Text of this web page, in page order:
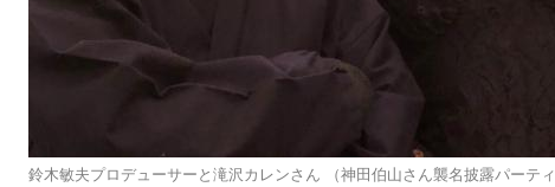
鈴木敏夫プロデューサーと滝沢カレンさん （神田伯山さん襲名披露パーティ